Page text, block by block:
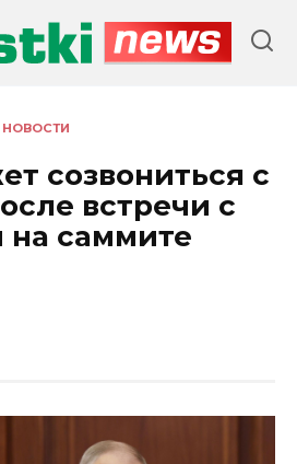
НОВОСТИ
созвониться с
встречи с
саммите